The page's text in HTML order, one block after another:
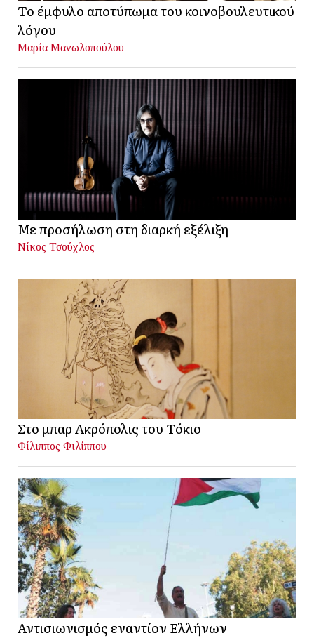
Το έμφυλο αποτύπωμα του κοινοβουλευτικού
λόγου
Μαρία Μανωλοπούλου
Με προσήλωση στη διαρκή εξέλιξη
Νίκος Τσούχλος
Στο μπαρ Ακρόπολις του Τόκιο
Φίλιππος Φιλίππου
Αντισιωνισμός εναντίον Ελλήνων